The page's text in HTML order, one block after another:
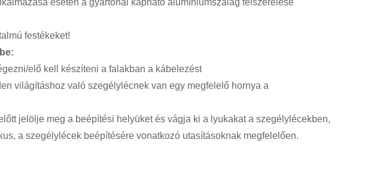
esetén a gyártónál kapható alumíniumszalag felszerelése
festékeket!
elő kell készíteni a falakban a kábelezést
világításhoz való szegélylécnek van egy megfelelő hornya a
jelölje meg a beépítési helyüket és vágja ki a lyukakat a szegélylécekben,
a szegélylécek beépítésére vonatkozó utasításoknak megfelelően.